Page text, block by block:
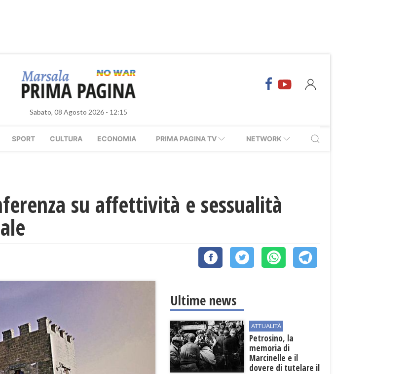
Sabato, 08 Agosto 2026 - 12:15
SPORT CULTURA ECONOMIA PRIMA PAGINA TV NETWORK
su affettività e sessualità
Ultime news
ATTUALITÀ
Petrosino, la
memoria di
Marcinelle e il
dovere di tutelare il